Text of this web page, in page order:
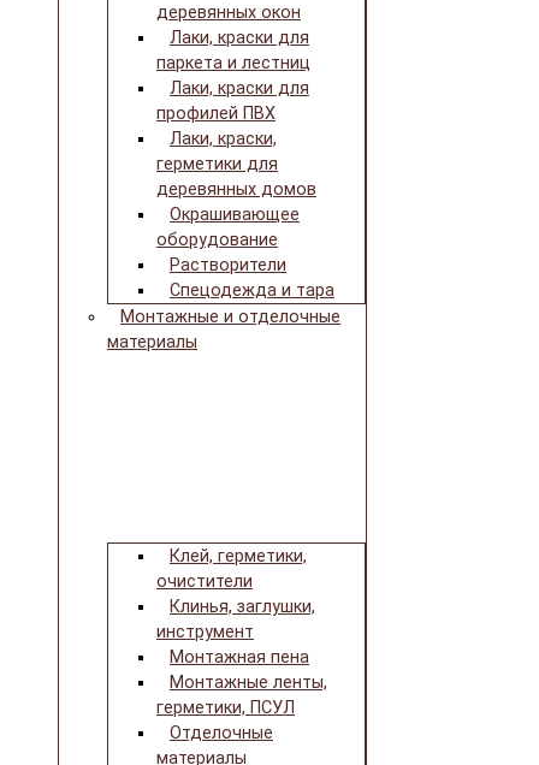
деревянных окон
Лаки, краски для
паркета и лестниц
Лаки, краски для
профилей ПВХ
Лаки, краски,
герметики для
деревянных домов
Окрашивающее
оборудование
Растворители
Спецодежда и тара
Монтажные и отделочные
материалы
Клей, герметики,
очистители
Клинья, заглушки,
инструмент
Монтажная пена
Монтажные ленты,
герметики, ПСУЛ
Отделочные
материалы